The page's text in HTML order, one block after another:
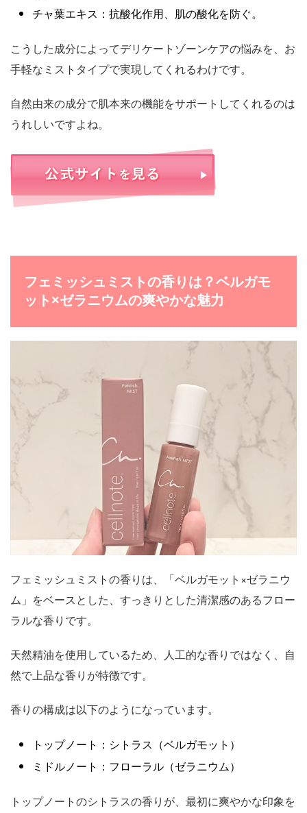
チャ葉エキス：抗酸化作用、肌の酸化を防ぐ。
こうした成分によってデリケートゾーンケアの悩みを、お
手軽なミストタイプで実現してくれるわけです。
自然由来の成分で肌本来の機能をサポートしてくれるのは
うれしいですよね。
フェミッシュミストの香りは？ベルガモ
ット×ゼラニウムの爽やかな魅力
フェミッシュミストの香りは、「ベルガモット×ゼラニウ
ム」をベースとした、すっきりとした清潔感のあるフロー
ラルな香りです。
天然精油を使用しているため、人工的な香りではなく、自
然で上品な香りが特徴です。
香りの構成は以下のようになっています。
トップノート：シトラス（ベルガモット）
ミドルノート：フローラル（ゼラニウム）
トップノートのシトラスの香りが、最初に爽やかな印象を